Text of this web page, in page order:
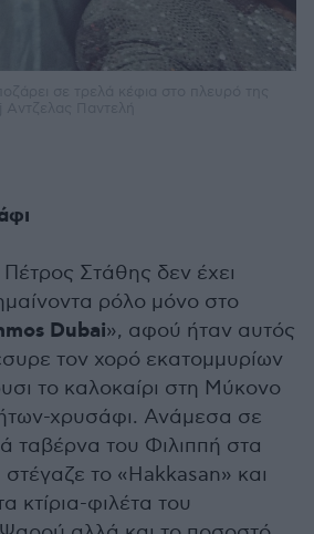
Στάθης δεν έχει
ρόλο μόνο στο
Dubai», αφού ήταν αυτός
τον χορό εκατομμυρίων
το καλοκαίρι στη Μύκονο
χρυσάφι. Ανάμεσα σε
ταβέρνα του Φιλιππή στα
το «Hakkasan» και
κτίρια-φιλέτα του